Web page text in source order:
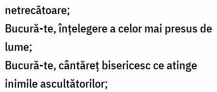
netrecătoare;
Bucură-te, înțelegere a celor mai presus de
lume;
Bucură-te, cântăreț bisericesc ce atinge
inimile ascultătorilor;